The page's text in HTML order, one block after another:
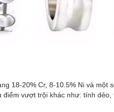
18-20% Cr, 8-10.5% Ni và một
vượt trội khác như: tính